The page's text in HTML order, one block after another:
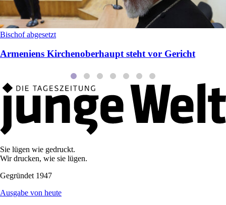
Bischof abgesetzt
Armeniens Kirchenoberhaupt steht vor Gericht
Sie lügen wie gedruckt.
Wir drucken, wie sie lügen.
Gegründet 1947
Ausgabe von heute